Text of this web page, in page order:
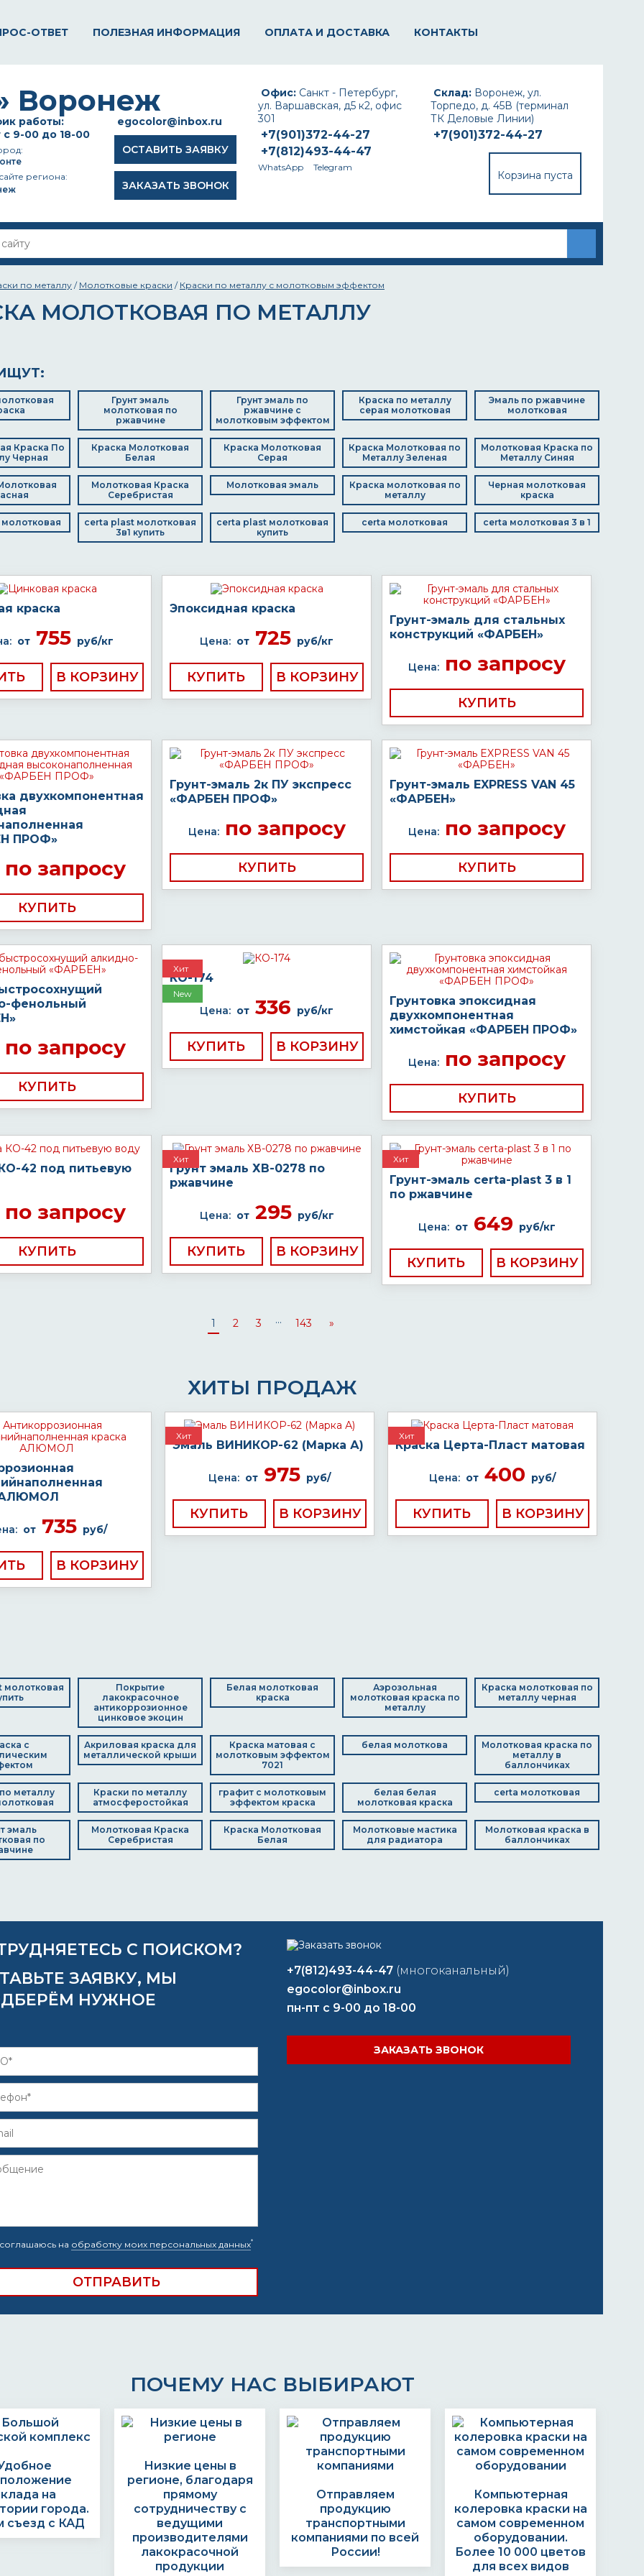
ОТВЕТ ПОЛЕЗНАЯ ИНФОРМАЦИЯ ОПЛАТА И ДОСТАВКА КОНТАКТЫ
Склад: Воронеж, ул.
Торпедо, д. 45В (терминал
ТК Деловые Линии)
+7(901)372-44-27
Корзина пуста
Офис: Санкт - Петербург,
ул. Варшавская, д5 к2, офис
301
+7(901)372-44-27
+7(812)493-44-47
WhatsApp Telegram
egocolor@inbox.ru
ОСТАВИТЬ ЗАЯВКУ
ЗАКАЗАТЬ ЗВОНОК
работы:
с 9-00 до 18-00
региона:
по металлу / Молотковые краски / Краски по металлу с молотковым эффектом
МОЛОТКОВАЯ ПО МЕТАЛЛУ
Грунт эмаль
молотковая по
ржавчине
Грунт эмаль по
ржавчине с
молотковым эффектом
Краска по металлу
серая молотковая
Эмаль по ржавчине
молотковая
Краска По
Черная
Краска Молотковая
Белая
Краска Молотковая
Серая
Краска Молотковая по
Металлу Зеленая
Молотковая Краска по
Металлу Синяя
Молотковая Краска
Серебристая
Молотковая эмаль
Краска молотковая по
металлу
Черная молотковая
краска
certa plast молотковая
3в1 купить
certa plast молотковая
купить
certa молотковая certa молотковая 3 в 1
краска
от755 руб/кг
Эпоксидная краска
Цена: от 725 руб/кг
КУПИТЬ
Грунт-эмаль для стальных
конструкций «ФАРБЕН»
Цена:по запросу
КУПИТЬ
двухкомпонентная
ПРОФ»
запросу
КУПИТЬ
Грунт-эмаль 2к ПУ экспресс
«ФАРБЕН ПРОФ»
Цена:по запросу
КУПИТЬ
Грунт-эмаль EXPRESS VAN 45
«ФАРБЕН»
Цена:по запросу
КУПИТЬ
фенольный
запросу
КУПИТЬ
Хит
New
КО-174
Цена: от 336 руб/кг
КУПИТЬ
Грунтовка эпоксидная
двухкомпонентная
химстойкая «ФАРБЕН ПРОФ»
Цена:по запросу
КУПИТЬ
42 под питьевую
запросу
КУПИТЬ
Хит
Грунт эмаль ХВ-0278 по
ржавчине
Цена: от295 руб/кг
КУПИТЬ
Хит
Грунт-эмаль certa-plast 3 в 1
по ржавчине
Цена: от649 руб/кг
КУПИТЬ
1 2 3 ... 143 »
ХИТЫ ПРОДАЖ
АЛЮМОЛ
от 735 руб/
Хит
Эмаль ВИНИКОР-62 (Марка А)
Цена: от 975 руб/
КУПИТЬ
Хит
Краска Церта-Пласт матовая
Цена: от 400 руб/
КУПИТЬ
молотковая
Покрытие
лакокрасочное
антикоррозионное
цинковое экоцин
Белая молотковая
краска
Аэрозольная
молотковая краска по
металлу
Краска молотковая по
металлу черная
с
Акриловая краска для
металлической крыши
Краска матовая с
молотковым эффектом
7021
белая молоткова
Молотковая краска по
металлу в
баллончиках
металлу
Краски по металлу
атмосферостойкая
графит с молотковым
эффектом краска
белая белая
молотковая краска
certa молотковая
эмаль
по
Молотковая Краска
Серебристая
Краска Молотковая
Белая
Молотковые мастика
для радиатора
Молотковая краска в
баллончиках
С ПОИСКОМ?
ЗАЯВКУ, МЫ
НУЖНОЕ
на обработку моих персональных данных*
+7(812)493-44-47 (многоканальный)
egocolor@inbox.ru
пн-пт с 9-00 до 18-00
ЗАКАЗАТЬ ЗВОНОК
ПОЧЕМУ НАС ВЫБИРАЮТ
на
города.
съезд с КАД
Низкие цены в
регионе, благодаря
прямому
сотрудничеству с
ведущими
производителями
лакокрасочной
продукции
Отправляем
продукцию
транспортными
компаниями по всей
России!
Компьютерная
колеровка краски на
самом современном
оборудовании.
Более 10 000 цветов
для всех видов